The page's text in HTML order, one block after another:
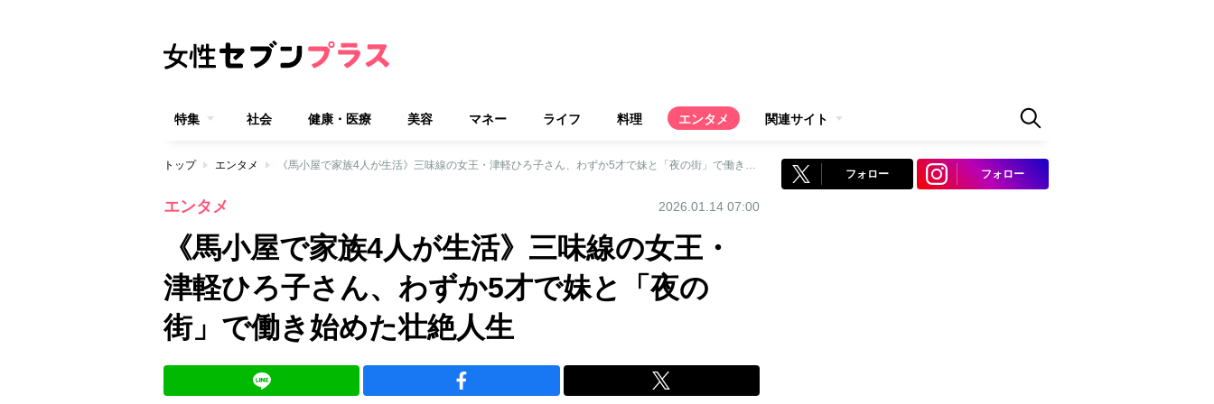
特集 社会 健康・医療 美容 マネー ライフ 料理 エンタメ 関連サイト
トップ エンタメ 《馬小屋で家族4人が生活》三味線の女王・津軽ひろ子さん、わずか5才で妹と「夜の街」で働き始めた壮絶人生
エンタメ 2026.01.14 07:00
《馬小屋で家族4人が生活》三味線の女王・
津軽ひろ子さん、わずか5才で妹と「夜の
街」で働き始めた壮絶人生
フォロー フォロー